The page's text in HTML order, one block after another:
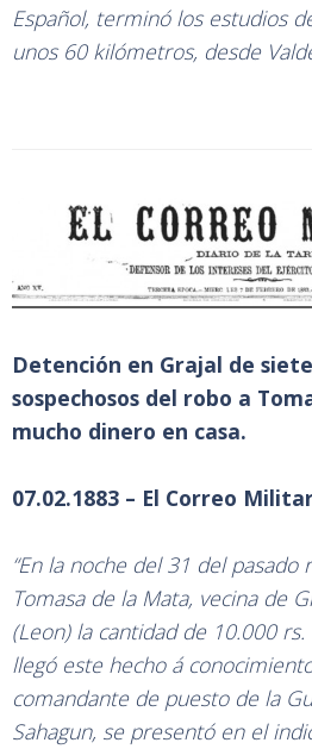
Español, terminó los estudios
unos 60 kilómetros, desde
Detención en Grajal de
sospechosos del robo a
mucho dinero en casa.
07.02.1883 – El Correo
“En la noche del 31 del pasado
Tomasa de la Mata, vecina de
(Leon) la cantidad de 10.000
llegó este hecho á
comandante de puesto de la
Sahagun, se presentó en el